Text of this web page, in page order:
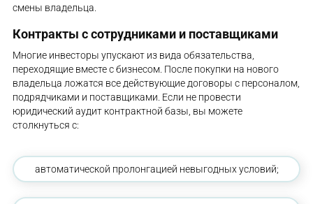
смены владельца.
Контракты с сотрудниками и поставщиками
Многие инвесторы упускают из вида обязательства,
переходящие вместе с бизнесом. После покупки на нового
владельца ложатся все действующие договоры с персоналом,
подрядчиками и поставщиками. Если не провести
юридический аудит контрактной базы, вы можете
столкнуться с:
автоматической пролонгацией невыгодных условий;